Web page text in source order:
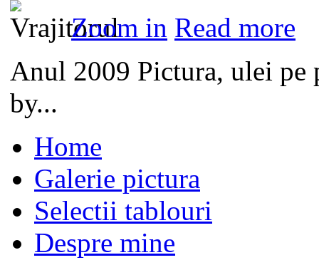
Zoom in Read more
Anul 2009 Pictura, ulei pe
by...
Home
Galerie pictura
Selectii tablouri
Despre mine